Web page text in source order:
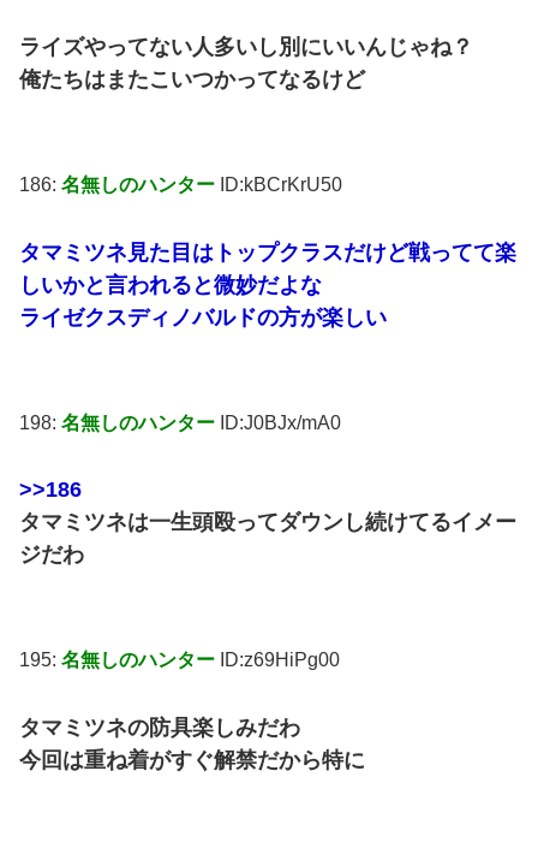
ライズやってない人多いし別にいいんじゃね？
俺たちはまたこいつかってなるけど
186: 名無しのハンター ID:kBCrKrU50
タマミツネ見た目はトップクラスだけど戦ってて楽
しいかと言われると微妙だよな
ライゼクスディノバルドの方が楽しい
198: 名無しのハンター ID:J0BJx/mA0
>>186
タマミツネは一生頭殴ってダウンし続けてるイメー
ジだわ
195: 名無しのハンター ID:z69HiPg00
タマミツネの防具楽しみだわ
今回は重ね着がすぐ解禁だから特に